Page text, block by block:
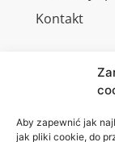
Aby zapewnić jak
jak pliki cookie, do
Kontakt